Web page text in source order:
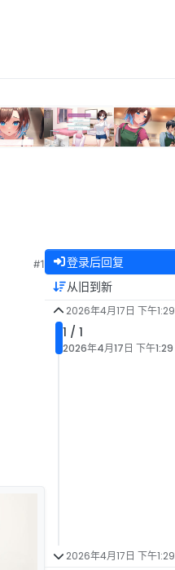
#1 登录后回复
从旧到新
2026年4月17日 下午1:29
1 / 1
2026年4月17日 下午1:29
2026年4月17日 下午1:29